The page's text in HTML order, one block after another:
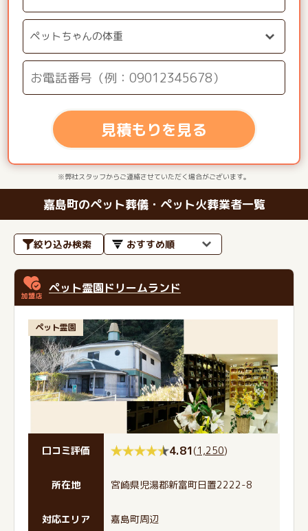
見積もりを見る
※弊社スタッフからご連絡させていただく場合がございます。
嘉島町のペット葬儀・ペット火葬業者一覧
絞り込み検索
ペット霊園ドリームランド
ペット霊園
口コミ評価 4.81(1,250)
所在地 宮崎県児湯郡新富町日置2222-8
対応エリア 嘉島町周辺